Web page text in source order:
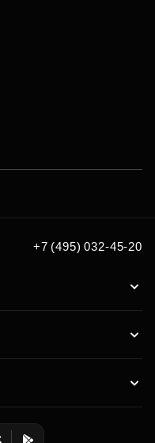
+7 (495) 032-45-20